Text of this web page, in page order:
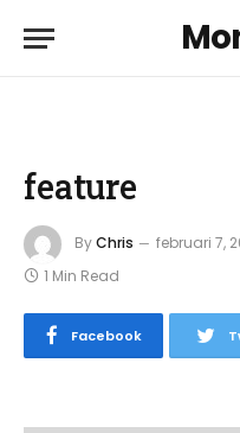
feature
ByChris februari 7,
1 Min Read
Facebook